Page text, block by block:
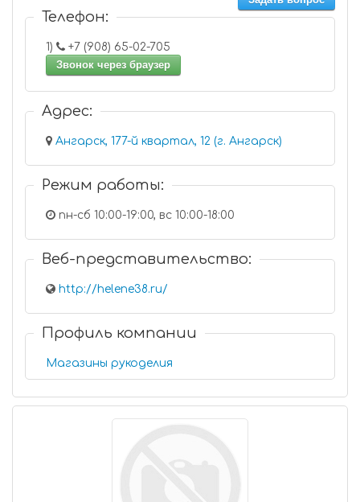
Телефон:
1)
+7 (908) 65-02-705
Звонок через браузер
Адрес:
Ангарск, 177-й квартал, 12 (г. Ангарск)
Режим работы:
пн-сб 10:00-19:00, вс 10:00-18:00
Веб-представительство:
http://helene38.ru/
Профиль компании
Магазины рукоделия